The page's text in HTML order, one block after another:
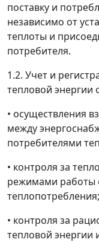
поставку и
независимо от
теплоты и
потребителя.
1.2. Учет и
тепловой энергии
• осуществления
между
потребителями
• контроля за
режимами работы
теплопотребления;
• контроля за
тепловой энергии